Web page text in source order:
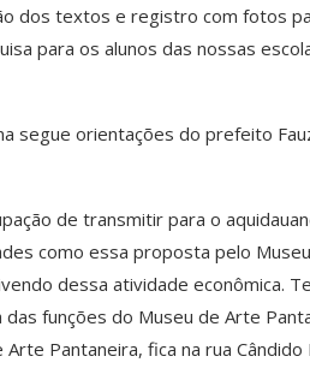
dos textos e registro com fotos
para os alunos das nossas
segue orientações do prefeito
de transmitir para o
como essa proposta pelo
dessa atividade econômica.
funções do Museu de Arte
Pantaneira, fica na rua Cândido